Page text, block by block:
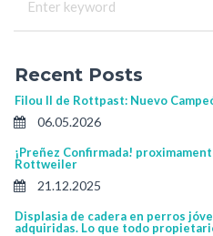
Recent Posts
Filou II de Rottpast: Nuevo
06.05.2026
¡Preñez Confirmada!
Rottweiler
21.12.2025
Displasia de cadera en perros
adquiridas. Lo que todo